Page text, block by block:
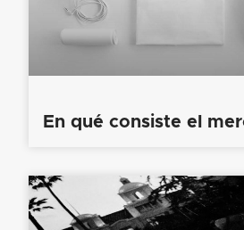
En qué consiste el